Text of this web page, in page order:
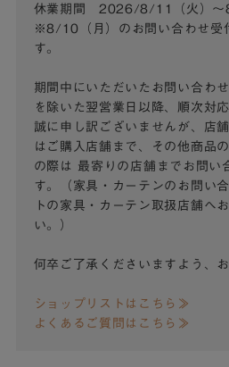
休業期間 2026/8/11（火）～
※8/10（月）のお問い合わせ受
す。
期間中にいただいたお問い合わ
を除いた翌営業日以降、順次対
誠に申し訳ございませんが、店
はご購入店舗まで、その他商品
の際は
最寄りの店舗までお問い
す。（家具・カーテンのお問い
トの家具・カーテン取扱店舗へ
い。）
何卒ご了承くださいますよう、
ショップリストはこちら≫
よくあるご質問はこちら≫